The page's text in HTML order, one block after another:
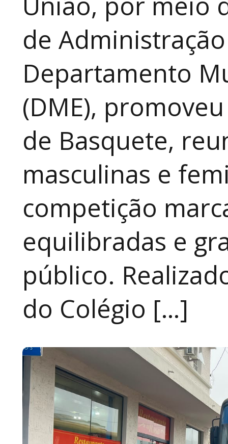
de
Departamento
(DME),
de Basquete,
masculinas e
competição
equilibradas e
público.
do Colégio […]